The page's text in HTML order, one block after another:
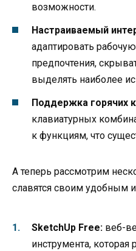
возможности.
Настраиваемый
адаптировать
предпочтения,
выделять наиболее
Поддержка горячих
клавиатурных
к функциям, что
А теперь рассмотрим
славятся своим удобным
SketchUp Free: веб-
инструмента, которая